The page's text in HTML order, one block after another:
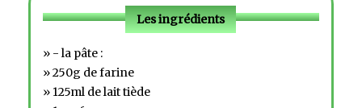
Les ingrédients
» - la pâte :
» 250g de farine
» 125ml de lait tiède